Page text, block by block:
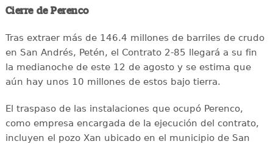
Cierre de Perenco
Tras extraer más de 146.4 millones de barriles de crudo
en San Andrés, Petén, el Contrato 2-85 llegará a su fin
la medianoche de este 12 de agosto y se estima que
aún hay unos 10 millones de estos bajo tierra.
El traspaso de las instalaciones que ocupó Perenco,
como empresa encargada de la ejecución del contrato,
incluyen el pozo Xan ubicado en el municipio de San